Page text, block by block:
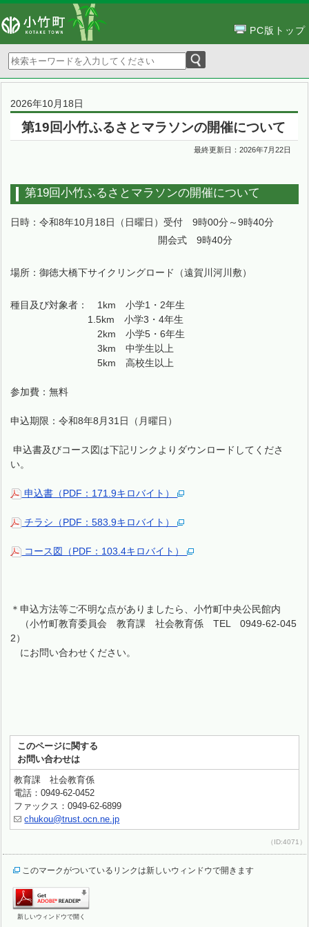
PC版トップ
2026年10月18日
第19回小竹ふるさとマラソンの開催について
最終更新日：2026年7月22日
第19回小竹ふるさとマラソンの開催について
日時：令和8年10月18日（日曜日）受付 9時00分～9時40分
開会式 9時40分
場所：御徳大橋下サイクリングロード（遠賀川河川敷）
種目及び対象者： 1km 小学1・2年生
1.5km 小学3・4年生
2km 小学5・6年生
3km 中学生以上
5km 高校生以上
参加費：無料
申込期限：令和8年8月31日（月曜日）
申込書及びコース図は下記リンクよりダウンロードしてくださ
い。
申込書（PDF：171.9キロバイト）
チラシ（PDF：583.9キロバイト）
コース図（PDF：103.4キロバイト）
＊申込方法等ご不明な点がありましたら、小竹町中央公民館内
（小竹町教育委員会 教育課 社会教育係 TEL 0949-62-045
2）
にお問い合わせください。
このページに関する
お問い合わせは
教育課 社会教育係
電話：0949-62-0452
ファックス：0949-62-6899
chukou@trust.ocn.ne.jp
（ID:4071）
このマークがついているリンクは新しいウィンドウで開きます
新しいウィンドウで開く